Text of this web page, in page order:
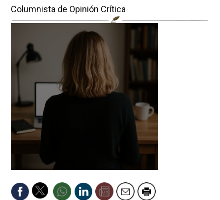
Columnista de Opinión Crítica